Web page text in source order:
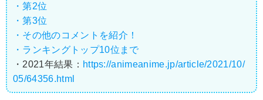
・第2位
・第3位
・その他のコメントを紹介！
・ランキングトップ10位まで
・2021年結果： https://animeanime.jp/article/2021/10/
05/64356.html